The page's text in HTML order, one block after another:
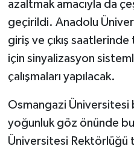
azaltmak amacıyla da
geçirildi. Anadolu
giriş ve çıkış saatlerinde
için sinyalizasyon
çalışmaları yapılacak.
Osmangazi Üniversitesi
yoğunluk göz önünde
Üniversitesi Rektörlüğü